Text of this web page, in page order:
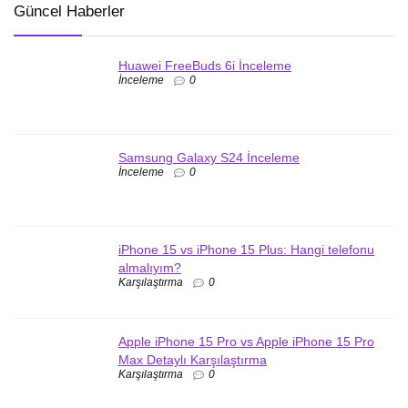
Güncel Haberler
Huawei FreeBuds 6i İnceleme
İnceleme 0
Samsung Galaxy S24 İnceleme
İnceleme 0
iPhone 15 vs iPhone 15 Plus: Hangi telefonu
almalıyım?
Karşılaştırma 0
Apple iPhone 15 Pro vs Apple iPhone 15 Pro
Max Detaylı Karşılaştırma
Karşılaştırma 0